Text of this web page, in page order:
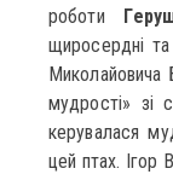
роботи
щиросердні та
Миколайовича
мудрості» зі
керувалася
цей птах. Ігор